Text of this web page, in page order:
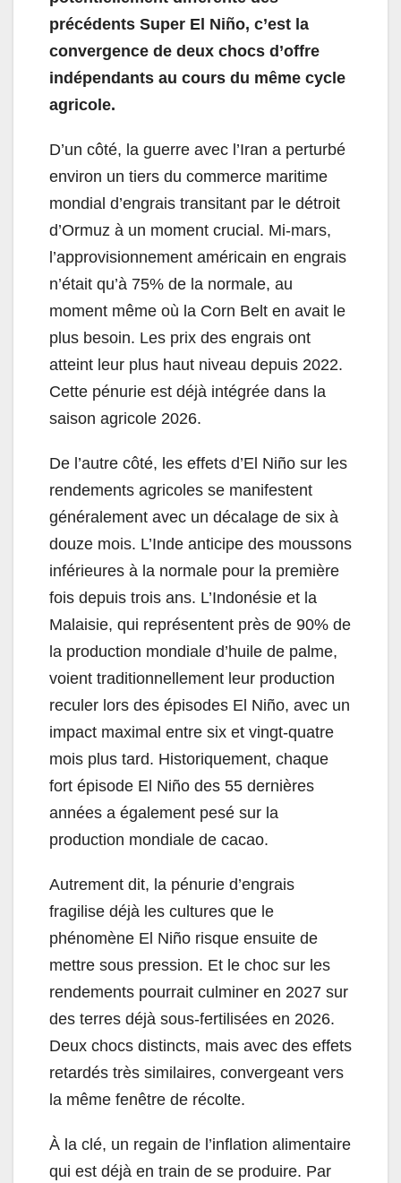
précédents Super El Niño, c’est la
convergence de deux chocs d’offre
indépendants au cours du même cycle
agricole.
D’un côté, la guerre avec l’Iran a perturbé
environ un tiers du commerce maritime
mondial d’engrais transitant par le détroit
d’Ormuz à un moment crucial. Mi-mars,
l’approvisionnement américain en engrais
n’était qu’à 75% de la normale, au
moment même où la Corn Belt en avait le
plus besoin. Les prix des engrais ont
atteint leur plus haut niveau depuis 2022.
Cette pénurie est déjà intégrée dans la
saison agricole 2026.
De l’autre côté, les effets d’El Niño sur les
rendements agricoles se manifestent
généralement avec un décalage de six à
douze mois. L’Inde anticipe des moussons
inférieures à la normale pour la première
fois depuis trois ans. L’Indonésie et la
Malaisie, qui représentent près de 90% de
la production mondiale d’huile de palme,
voient traditionnellement leur production
reculer lors des épisodes El Niño, avec un
impact maximal entre six et vingt-quatre
mois plus tard. Historiquement, chaque
fort épisode El Niño des 55 dernières
années a également pesé sur la
production mondiale de cacao.
Autrement dit, la pénurie d’engrais
fragilise déjà les cultures que le
phénomène El Niño risque ensuite de
mettre sous pression. Et le choc sur les
rendements pourrait culminer en 2027 sur
des terres déjà sous-fertilisées en 2026.
Deux chocs distincts, mais avec des effets
retardés très similaires, convergeant vers
la même fenêtre de récolte.
À la clé, un regain de l’inflation alimentaire
qui est déjà en train de se produire. Par